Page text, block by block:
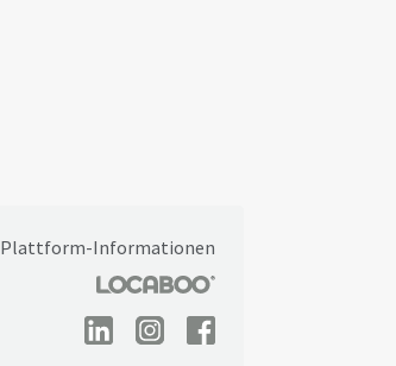
Plattform-Informationen